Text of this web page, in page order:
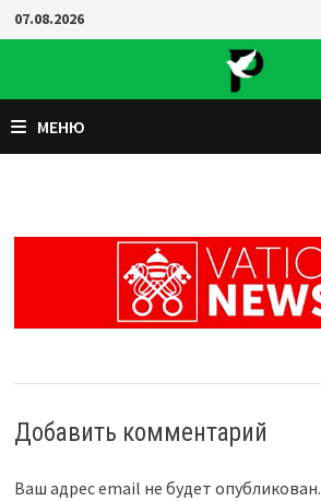
Перейти
к
07.08.2026
МЕНЮ
Добавить комментарий
Ваш адрес email не будет опубликован.